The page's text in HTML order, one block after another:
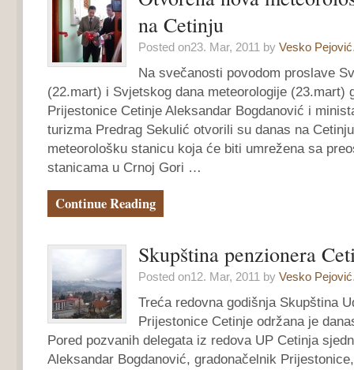
na Cetinju
Posted on23. Mar, 2011 by Vesko Pejović
Na svečanosti povodom proslave
(22.mart) i Svjetskog dana meteorologije (23.mart)
Prijestonice Cetinje Aleksandar Bogdanović i
turizma Predrag Sekulić otvorili su danas na
meteorološku stanicu koja će biti umrežena sa
stanicama u Crnoj Gori …
Continue Reading
Skupština penzionera
Posted on12. Mar, 2011 by Vesko Pejović
Treća redovna godišnja Skupština
Prijestonice Cetinje održana je
Pored pozvanih delegata iz redova UP Cetinja
Aleksandar Bogdanović, gradonačelnik